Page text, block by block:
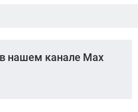
нашем канале Max